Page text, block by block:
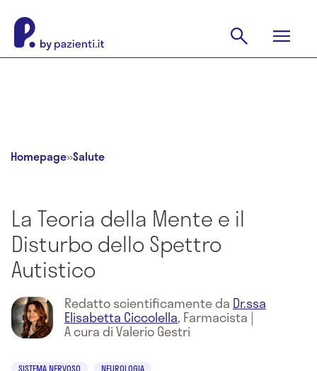
Homepage»Salute
La Teoria della Mente e il
Disturbo dello Spettro
Autistico
Redatto scientificamente da Dr.ssa
Elisabetta Ciccolella, Farmacista |
A cura di Valerio Gestri
SISTEMA NERVOSO NEUROLOGIA